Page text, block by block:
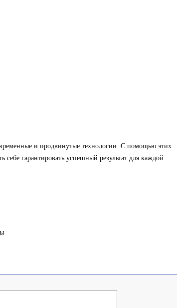
и продвинутые технологии. С помощью этих
гарантировать успешный результат для каждой